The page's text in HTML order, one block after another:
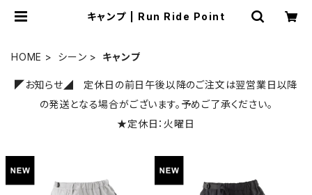
キャンプ | Run Ride Point
HOME シーン キャンプ
◤お知らせ◢ 定休日の前日午後以降のご注文は翌営業日以降
の発送となる場合がございます。予めご了承ください。
★定休日：火曜日